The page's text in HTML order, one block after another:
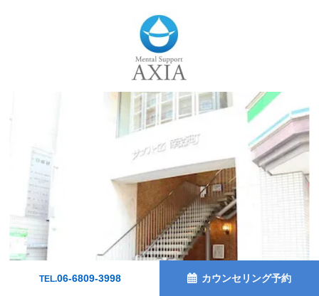
TEL.06-6809-3998 カウンセリング予約